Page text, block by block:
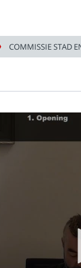
COMMISSIE STAD